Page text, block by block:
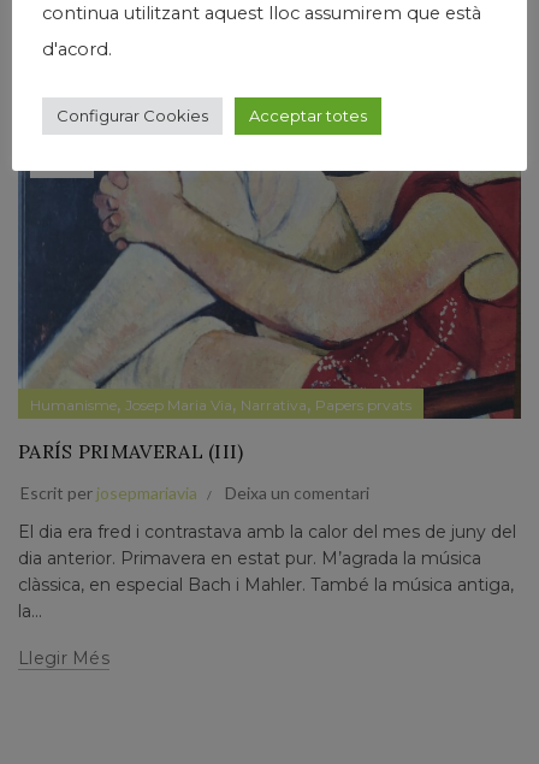
16
Humanisme, Josep Maria Via, Narrativa, Papers prvats
PARÍS PRIMAVERAL (III)
Escrit per josepmariavia Deixa un comentari
El dia era fred i contrastava amb la calor del mes de juny del
dia anterior. Primavera en estat pur. M’agrada la música
clàssica, en especial Bach i Mahler. També la música antiga,
la...
Llegir Més
continua utilitzant aquest lloc assumirem que està
d'acord.
Configurar Cookies Acceptar totes